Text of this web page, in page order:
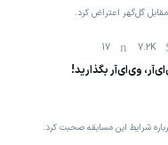
گل‌گهر اعتراض کرد.
7.2K
17
وی‌ای‌آر بگذارید!
شرایط این مسابقه صحبت کرد.